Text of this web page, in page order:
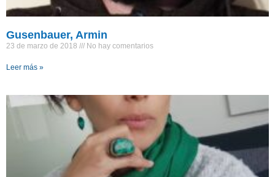
Gusenbauer, Armin
23 de marzo de 2018 No hay comentarios
Leer más »